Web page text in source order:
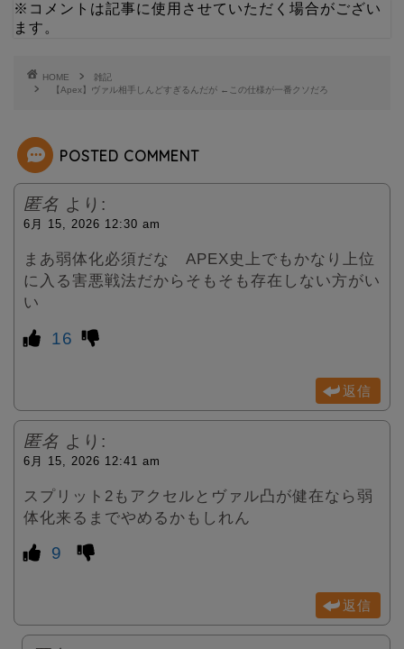
t
r
※コメントは記事に使用させていただく場合がござい
ます。
HOME
雑記
【Apex】ヴァル相手しんどすぎるんだが ←この仕様が一番クソだろ
POSTED COMMENT
匿名 より:
6月 15, 2026 12:30 am
まあ弱体化必須だな APEX史上でもかなり上位
に入る害悪戦法だからそもそも存在しない方がい
い
16
返信
匿名 より:
6月 15, 2026 12:41 am
スプリット2もアクセルとヴァル凸が健在なら弱
体化来るまでやめるかもしれん
9
返信